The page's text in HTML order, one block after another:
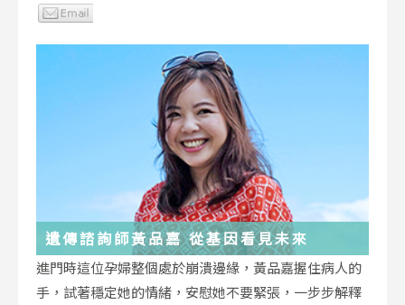
遺傳諮詢師黃品嘉 從基因看見未來
進門時這位孕婦整個處於崩潰邊緣，黃品嘉握住病人的
手，試著穩定她的情緒，安慰她不要緊張，一步步解釋